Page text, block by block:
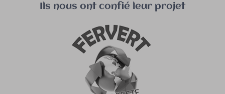
Ils nous ont confié leur projet